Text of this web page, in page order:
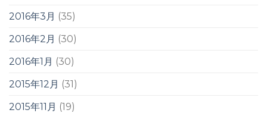
2016年3月 (35)
2016年2月 (30)
2016年1月 (30)
2015年12月 (31)
2015年11月 (19)